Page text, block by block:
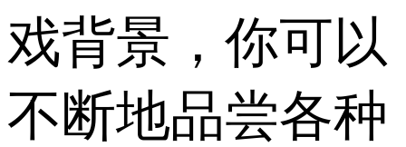
戏背景，你可以
不断地品尝各种